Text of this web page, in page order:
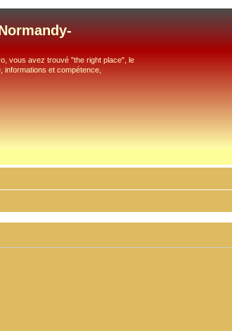
vous avez trouvé "the right place", le
informations et compétence,